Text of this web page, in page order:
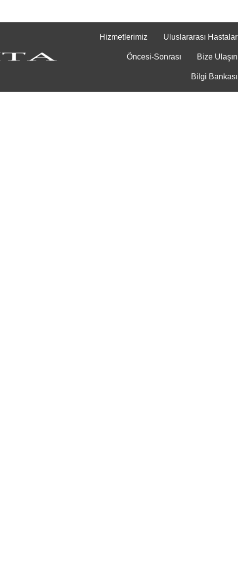
Hizmetlerimiz Uluslararası Hastalar
Öncesi-Sonrası Bize Ulaşın
Bilgi Bankası